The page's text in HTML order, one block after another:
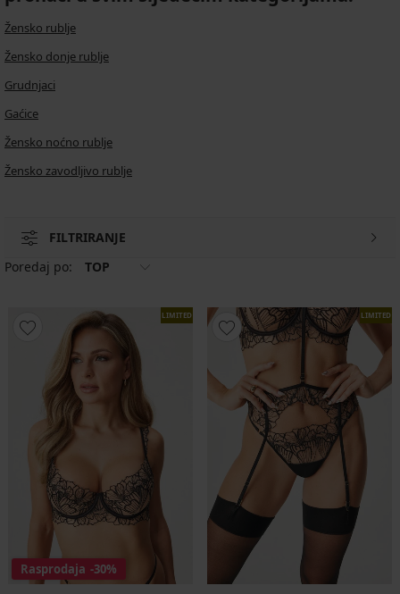
Žensko rublje
Žensko donje rublje
Grudnjaci
Gaćice
Žensko noćno rublje
Žensko zavodljivo rublje
FILTRIRANJE
Poredaj po:
TOP
LIMITED
Rasprodaja -30%
LIMITED